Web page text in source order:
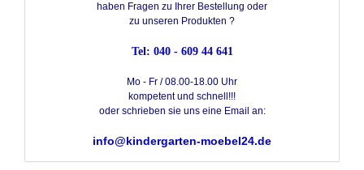
haben Fragen zu Ihrer Bestellung oder
zu unseren Produkten ?
Tel: 040 - 609 44 641
Mo - Fr / 08.00-18.00 Uhr
kompetent und schnell!!!
oder schrieben sie uns eine Email an:
info@kindergarten-moebel24.de